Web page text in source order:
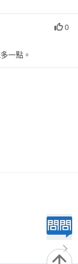
0
一點。